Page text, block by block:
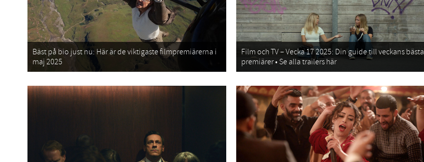
Bäst på bio just nu: Här är de viktigaste filmpremiärerna i
maj 2025
Film och TV – Vecka 17 2025: Din guide till veckans bästa
premiärer • Se alla trailers här